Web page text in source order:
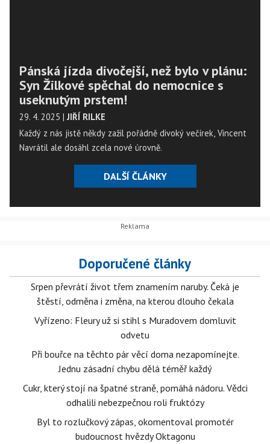
Pánská jízda divočejší, než bylo v plánu:
Syn Žilkové spěchal do nemocnice s
useknutým prstem!
29. 4. 2025 | JIŘÍ RILKE
Každý z nás jistě někdy zažil pořádně divoký večírek, Vincent
Navrátil ale dosáhl zcela nové úrovně.
DALŠÍ ČLÁNKY
Doporučené články
Srpen převrátí život třem znamením naruby. Čeká je
štěstí, odměna i změna, na kterou dlouho čekala
Vyřízeno: Fleury už si stihl s Muradovem domluvit
odvetu
Při bouřce na těchto pár věcí doma nezapomínejte.
Jednu zásadní chybu dělá téměř každý
Cukr, který stojí na špatné straně, pomáhá nádoru. Vědci
odhalili nebezpečnou roli fruktózy
Byl to rozlučkový zápas, okomentoval promotér
budoucnost hvězdy Oktagonu